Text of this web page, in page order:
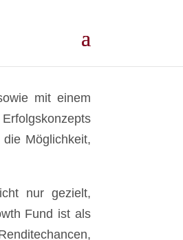
mit einem
Möglichkeit,
nur gezielt,
Fund ist als